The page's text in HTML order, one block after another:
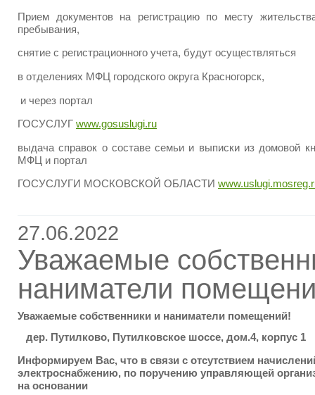
Прием документов на регистрацию по месту
пребывания,
снятие с регистрационного учета, будут осуществляться
в отделениях МФЦ городского округа Красногорск,
и через портал
ГОСУСЛУГ www.gosuslugi.ru
выдача справок о составе семьи и выписки из домовой
МФЦ и портал
ГОСУСЛУГИ МОСКОВСКОЙ ОБЛАСТИ
27.06.2022
Уважаемые
наниматели
Уважаемые собственники и наниматели помещений!
дер. Путилково, Путилковское шоссе, дом.4, корпус 1
Информируем Вас, что в связи с отсутствием
электроснабжению, по поручению управляющей
на основании